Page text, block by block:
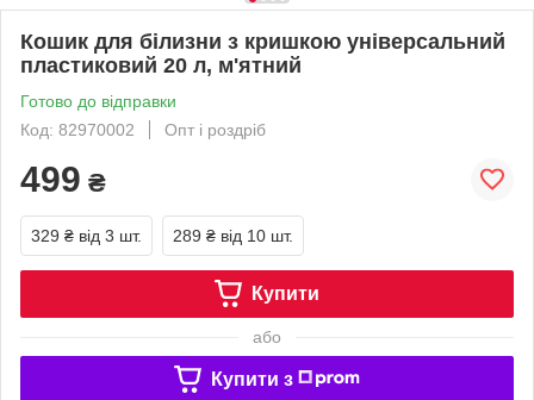
Кошик для білизни з кришкою універсальний
пластиковий 20 л, м'ятний
Готово до відправки
Код: 82970002
Опт і роздріб
499 ₴
329 ₴ від 3 шт. 289 ₴ від 10 шт.
Купити
або
Купити з